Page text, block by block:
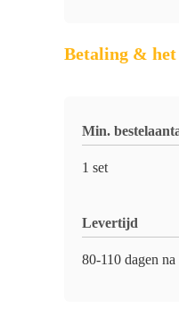
Betaling & het
Min.
1 set
Levertijd
80-110 dagen